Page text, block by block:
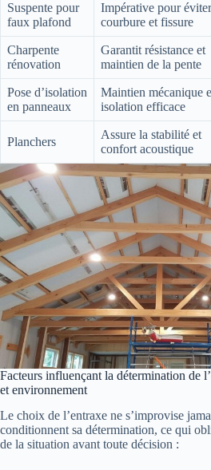
Suspente pour
faux plafond
Impérative pour éviter
courbure et fissure
Charpente
rénovation
Garantit résistance et
maintien de la pente
Pose d’isolation
en panneaux
Maintien mécanique
isolation efficace
Planchers
Assure la stabilité et
confort acoustique
Facteurs influençant la détermination de
et environnement
Le choix de l’entraxe ne s’improvise
conditionnent sa détermination, ce qui
de la situation avant toute décision :